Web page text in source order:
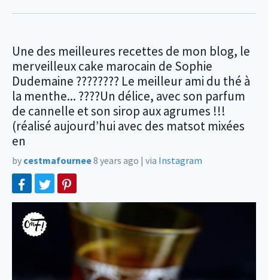
Une des meilleures recettes de mon blog, le
merveilleux cake marocain de Sophie
Dudemaine ???????? Le meilleur ami du thé à
la menthe... ????Un délice, avec son parfum
de cannelle et son sirop aux agrumes !!!
(réalisé aujourd’hui avec des matsot mixées
en
by cestmafournee8 years ago | via Instagram